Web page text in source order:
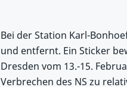
Bei der Station Karl-
und entfernt. Ein Sticker
Dresden vom 13.-15.
Verbrechen des NS zu